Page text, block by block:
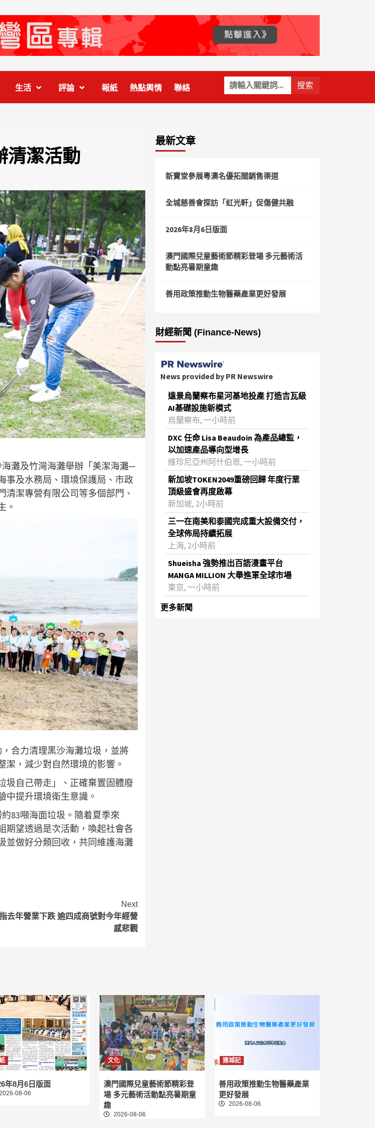
關
鍵
字:
生活 評論 報紙 熱點輿情 聯絡
清潔活動
灘及竹灣海灘舉辦「美潔海灘─
事及水務局、環境保護局、市政
潔專營有限公司等多個部門、
。
合力清理黑沙海灘垃圾，並將
，減少對自然環境的影響。
圾自己帶走」、正確棄置固體廢
中提升環境衛生意識。
83噸海面垃圾。隨着夏季來
期望透過是次活動，喚起社會各
並做好分類回收，共同維護海灘
Next
去年營業下跌 逾四成商號對今年經營
感悲觀
最新文章
新寶堂參展粵澳名優拓闊銷售渠道
全城慈善會探訪「虹光軒」促傷健共融
2026年8月6日版面
澳門國際兒童藝術節精彩登場 多元藝術活
動點亮暑期童趣
善用政策推動生物醫藥產業更好發展
財經新聞 (Finance-News)
News provided by PR Newswire
遠景烏蘭察布星河基地投產 打造吉瓦級
AI基礎設施新模式
烏蘭察布, 一小時前
DXC 任命 Lisa Beaudoin 為產品總監，
以加速產品導向型增長
維珍尼亞州阿什伯恩, 一小時前
新加坡TOKEN2049重磅回歸 年度行業
頂級盛會再度啟幕
新加坡, 2小時前
三一在南美和泰國完成重大設備交付，
全球佈局持續拓展
上海, 2小時前
Shueisha 強勢推出百語漫畫平台
MANGA MILLION 大舉進軍全球市場
東京, 一小時前
更多新聞
年8月6日版面
08-06
文化
澳門國際兒童藝術節精彩登
場 多元藝術活動點亮暑期童
趣
2026-08-06
連城記
善用政策推動生物醫藥產業
更好發展
2026-08-06